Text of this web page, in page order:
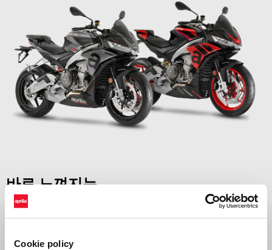
Cookie policy
바로 느껴지는
모든 것은
에 달려있습니다. Tuono 660은 그